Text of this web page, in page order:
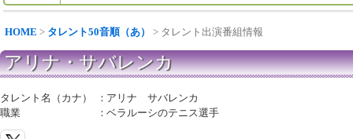
HOME > タレント50音順（あ） > タレント出演番組情報
アリナ・サバレンカ
タレント名（カナ） ： アリナ サバレンカ
職業
：ベラルーシのテニス選手